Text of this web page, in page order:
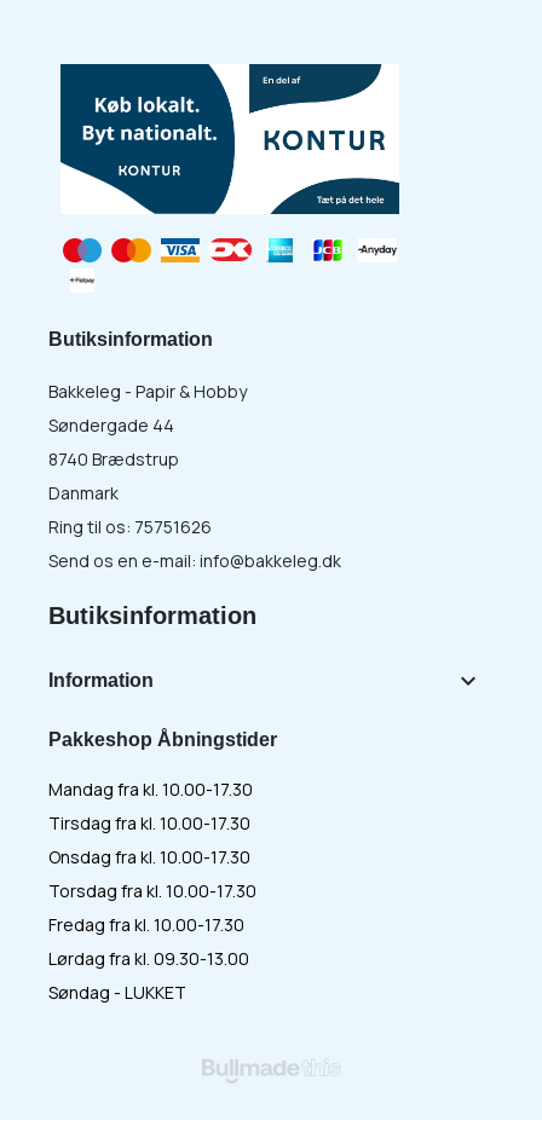
Pakkeshop Åbningstider
Mandag fra kl. 10.00-17.30
Tirsdag fra kl. 10.00-17.30
Onsdag fra kl. 10.00-17.30
Torsdag fra kl. 10.00-17.30
Fredag fra kl. 10.00-17.30
Lørdag fra kl. 09.30-13.00
Søndag - LUKKET
Butiksinformation
Bakkeleg - Papir & Hobby
Søndergade 44
8740 Brædstrup
Danmark
Ring til os: 75751626
Send os en e-mail: info@bakkeleg.dk
Butiksinformation
Information 